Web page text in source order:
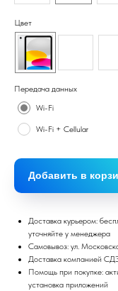
Цвет
Передача данных
Wi-Fi
Wi-Fi + Cellular
Добавить в
Доставка курьером:
уточняйте у менеджера
Самовывоз: ул.
Доставка компанией
Помощь при покупке:
установка приложений